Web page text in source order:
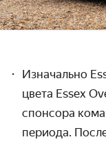
Изначально
цвета Essex
спонсора
периода.